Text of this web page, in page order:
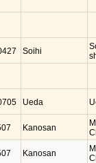
Soihi
Ueda
Kanosan
Kanosan